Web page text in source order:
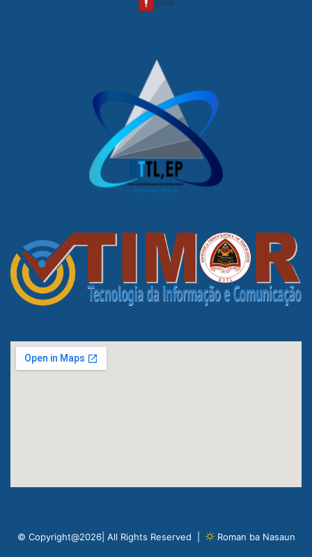
© Copyright@2026| All Rights Reserved | Roman ba Nasaun